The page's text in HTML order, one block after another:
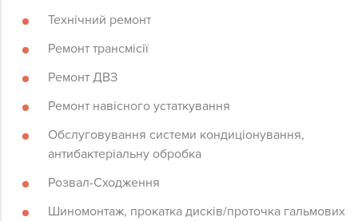
Технічний ремонт⠀⠀⠀⠀
Ремонт трансмісії⠀⠀⠀
Ремонт ДВЗ⠀⠀⠀⠀
Ремонт навісного устаткування⠀
Обслуговування системи кондиціонування,
антибактеріальну обробка⠀
Розвал-Сходження⠀
Шиномонтаж, прокатка дисків/проточка гальмових